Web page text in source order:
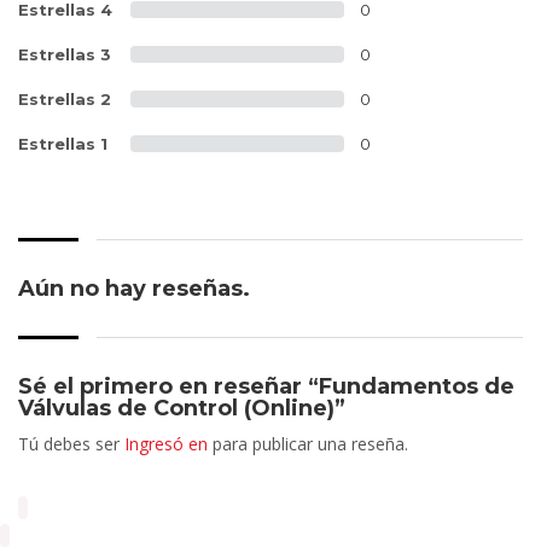
Estrellas 4 0
Estrellas 3 0
Estrellas 2 0
Estrellas 1 0
Aún no hay reseñas.
Sé el primero en reseñar “Fundamentos de
Válvulas de Control (Online)”
Tú debes ser Ingresó en para publicar una reseña.